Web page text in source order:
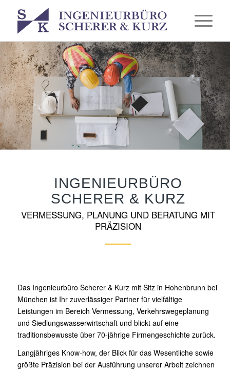
INGENIEURBÜRO
SCHERER & KURZ
VERMESSUNG, PLANUNG UND BERATUNG MIT
PRÄZISION
Das Ingenieurbüro Scherer & Kurz mit Sitz in Hohenbrunn bei
München ist Ihr zuverlässiger Partner für vielfältige
Leistungen im Bereich Vermessung, Verkehrswegeplanung
und Siedlungswasserwirtschaft und blickt auf eine
traditionsbewusste über 70-jährige Firmengeschichte zurück.
Langjähriges Know-how, der Blick für das Wesentliche sowie
größte Präzision bei der Ausführung unserer Arbeit zeichnen